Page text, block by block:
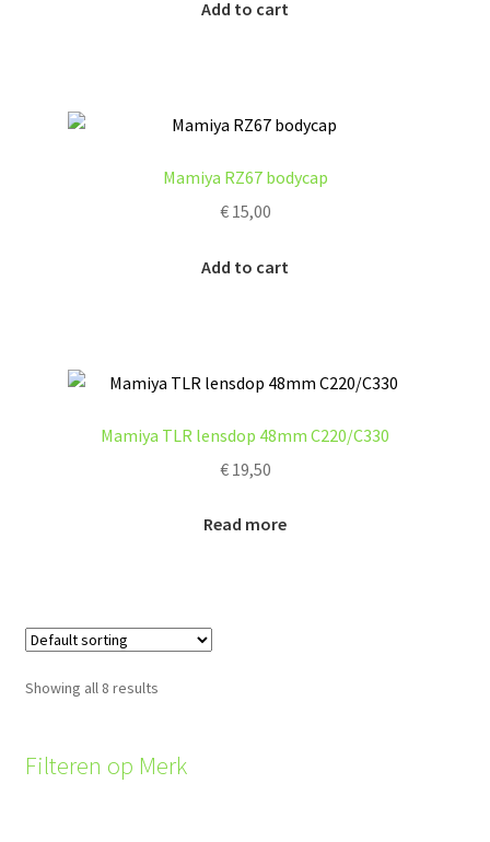
Add to cart
Mamiya RZ67 bodycap
€15,00
Add to cart
Mamiya TLR lensdop 48mm C220/C330
€19,50
Read more
Showing all 8 results
Filteren op Merk